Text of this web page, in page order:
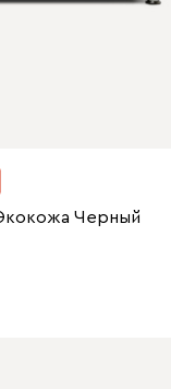
Черный